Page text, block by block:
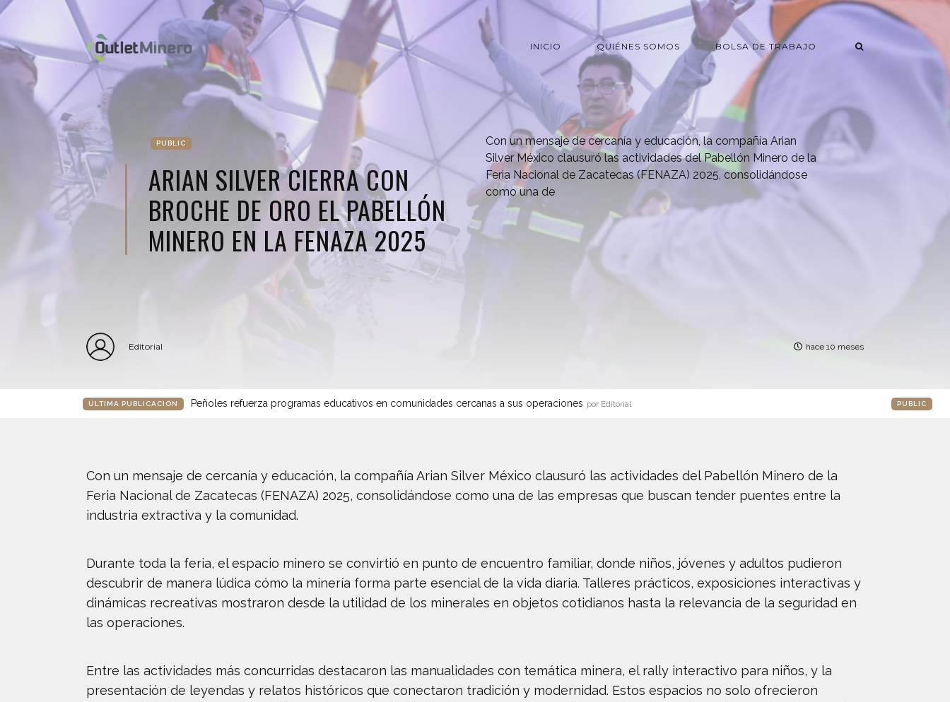
INICIO QUIÉNES SOMOS BOLSA DE TRABAJO
PUBLIC
ARIAN SILVER CIERRA CON
BROCHE DE ORO EL PABELLÓN
MINERO EN LA FENAZA 2025
Con un mensaje de cercanía y educación, la compañía Arian
Silver México clausuró las actividades del Pabellón Minero de la
Feria Nacional de Zacatecas (FENAZA) 2025, consolidándose
como una de
Editorial hace 10 meses
ÚLTIMA PUBLICACIÓN Peñoles refuerza programas educativos en comunidades cercanas a sus operaciones por Editorial PUBLIC
Con un mensaje de cercanía y educación, la compañía Arian Silver México clausuró las actividades del Pabellón Minero de la
Feria Nacional de Zacatecas (FENAZA) 2025, consolidándose como una de las empresas que buscan tender puentes entre la
industria extractiva y la comunidad.
Durante toda la feria, el espacio minero se convirtió en punto de encuentro familiar, donde niños, jóvenes y adultos pudieron
descubrir de manera lúdica cómo la minería forma parte esencial de la vida diaria. Talleres prácticos, exposiciones interactivas y
dinámicas recreativas mostraron desde la utilidad de los minerales en objetos cotidianos hasta la relevancia de la seguridad en
las operaciones.
Entre las actividades más concurridas destacaron las manualidades con temática minera, el rally interactivo para niños, y la
presentación de leyendas y relatos históricos que conectaron tradición y modernidad. Estos espacios no solo ofrecieron